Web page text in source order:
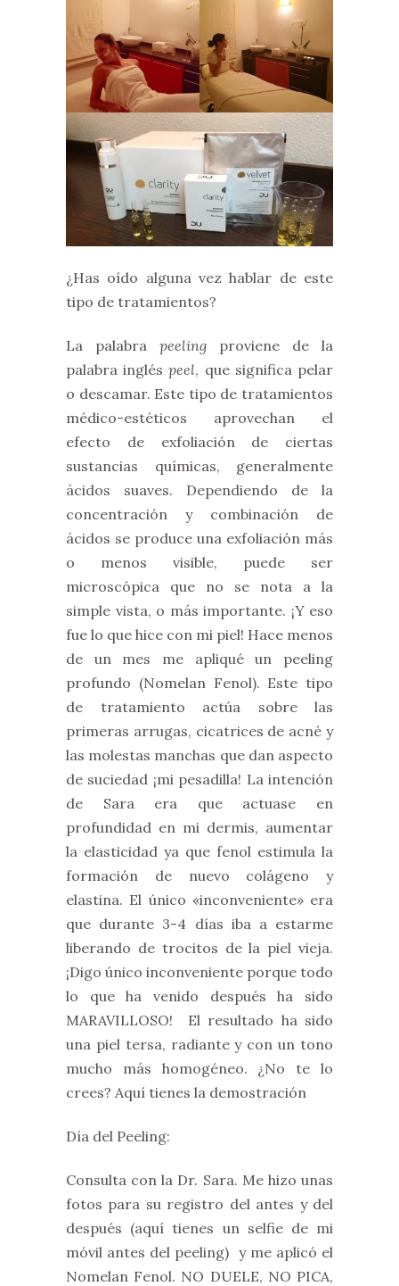
¿Has oído alguna vez hablar de este
tipo de tratamientos?
La palabra peeling proviene de la
palabra ingléspeel, que significa pelar
o descamar. Este tipo de tratamientos
médico-estéticos aprovechan el
efecto de exfoliación de ciertas
sustancias químicas, generalmente
ácidos suaves. Dependiendo de la
concentración y combinación de
ácidos se produce una exfoliación más
o menos visible, puede ser
microscópica que no se nota a la
simple vista, o más importante. ¡Y eso
fue lo que hice con mi piel! Hace menos
de un mes me apliqué un peeling
profundo (Nomelan Fenol). Este tipo
de tratamiento actúa sobre las
primeras arrugas, cicatrices de acné y
las molestas manchas que dan aspecto
de suciedad ¡mi pesadilla! La intención
de Sara era que actuase en
profundidad en mi dermis, aumentar
la elasticidad ya que fenol estimula la
formación de nuevo colágeno y
elastina. El único «inconveniente» era
que durante 3-4 días iba a estarme
liberando de trocitos de la piel vieja.
¡Digo único inconveniente porque todo
lo que ha venido después ha sido
MARAVILLOSO! El resultado ha sido
una piel tersa, radiante y con un tono
mucho más homogéneo. ¿No te lo
crees? Aquí tienes la demostración
Día del Peeling:
Consulta con la Dr. Sara. Me hizo unas
fotos para su registro del antes y del
después (aquí tienes un selfie de mi
móvil antes del peeling) y me aplicó el
Nomelan Fenol. NO DUELE, NO PICA,